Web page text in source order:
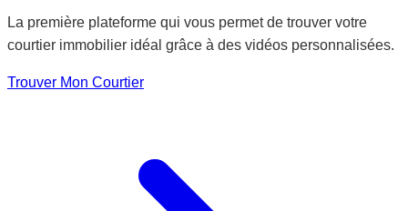
La première plateforme qui vous permet de trouver votre
courtier immobilier idéal grâce à des vidéos personnalisées.
Trouver Mon Courtier